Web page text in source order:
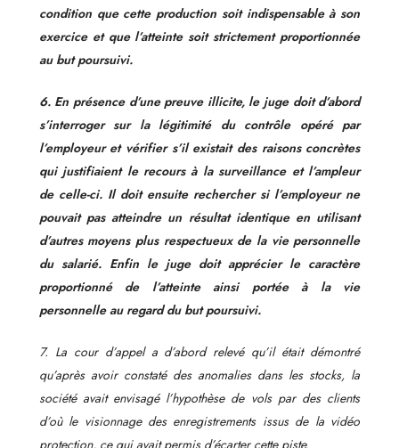
condition que cette production soit indispensable à son
exercice et que l’atteinte soit strictement proportionnée
au but poursuivi.
6. En présence d’une preuve illicite, le juge doit d’abord
s’interroger sur la légitimité du contrôle opéré par
l’employeur et vérifier s’il existait des raisons concrètes
qui justifiaient le recours à la surveillance et l’ampleur
de celle-ci. Il doit ensuite rechercher si l’employeur ne
pouvait pas atteindre un résultat identique en utilisant
d’autres moyens plus respectueux de la vie personnelle
du salarié. Enfin le juge doit apprécier le caractère
proportionné de l’atteinte ainsi portée à la vie
personnelle au regard du but poursuivi.
7. La cour d’appel a d’abord relevé qu’il était démontré
qu’après avoir constaté des anomalies dans les stocks, la
société avait envisagé l’hypothèse de vols par des clients
d’où le visionnage des enregistrements issus de la vidéo
protection, ce qui avait permis d’écarter cette piste.